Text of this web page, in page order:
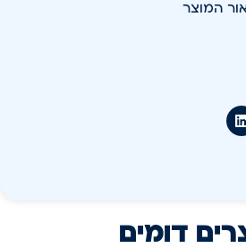
המוצר
דומים